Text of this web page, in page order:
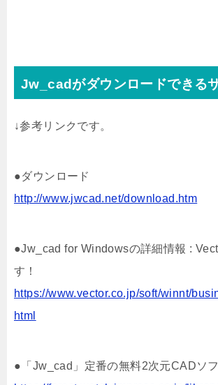
Jw_cadがダウンロードできる
↓参考リンクです。
●ダウンロード
http://www.jwcad.net/download.htm
●Jw_cad for Windowsの詳細情報 :
す！
https://www.vector.co.jp/soft/winnt/
html
●「Jw_cad」定番の無料2次元CADソ